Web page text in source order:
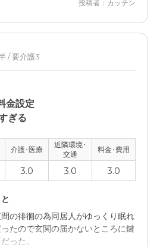
投稿者：カッチン
/ 要介護3
金設定
ぎる
介護･医療
近隣環境･
交通
料金･費用
3.0 3.0 3.0
の徘徊の為同居人がゆっくり眠れ
たので玄関の届かないところに鍵
った。